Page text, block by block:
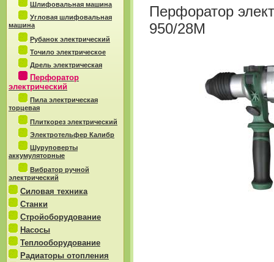
Шлифовальная машина
Угловая шлифовальная
машина
Рубанок электрический
Точило электрическое
Дрель электрическая
Перфоратор
электрический
Пила электрическая
торцевая
Плиткорез электрический
Электротельфер Калибр
Шуруповерты
аккумуляторные
Вибратор ручной
электрический
Силовая техника
Станки
Стройоборудование
Насосы
Теплооборудование
Радиаторы отопления
Перфоратор
950/28М